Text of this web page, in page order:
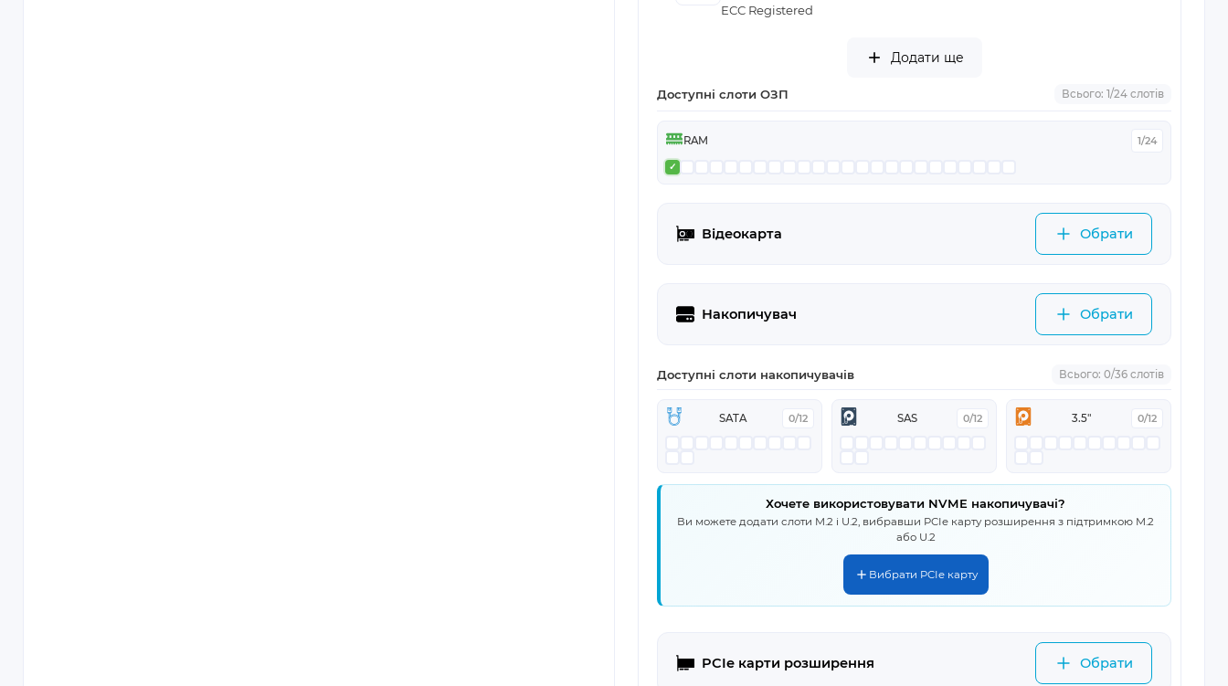
ECC Registered
Додати ще
Доступні слоти ОЗП Всього: 1/24 слотів
RAM 1/24
Відеокарта Обрати
Накопичувач Обрати
Доступні слоти накопичувачів Всього: 0/36 слотів
SATA 0/12 SAS 0/12 3.5" 0/12
Хочете використовувати NVME накопичувачі?
Ви можете додати слоти M.2 і U.2, вибравши PCIe карту розширення з підтримкою M.2
або U.2
Вибрати PCIe карту
PCIe карти розширення Обрати